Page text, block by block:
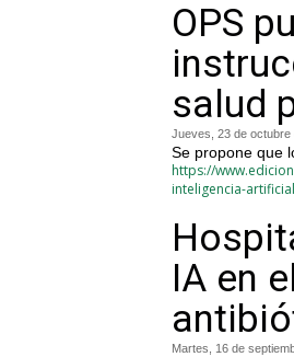
OPS
salud
Jueves, 23 de octubre
Se propone que
https://
inteligencia-
IA en
Martes, 16 de